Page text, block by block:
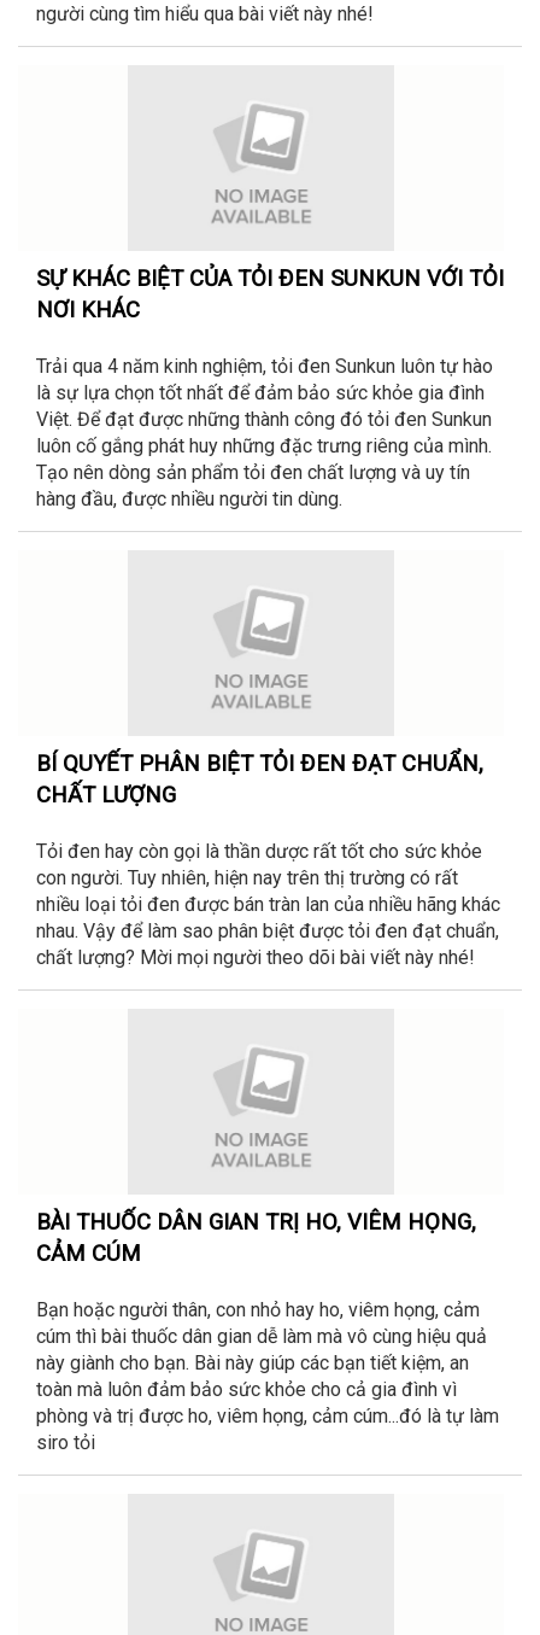
người cùng tìm hiểu qua bài viết này nhé!
SỰ KHÁC BIỆT CỦA TỎI ĐEN SUNKUN VỚI TỎI
NƠI KHÁC
Trải qua 4 năm kinh nghiệm, tỏi đen Sunkun luôn tự hào
là sự lựa chọn tốt nhất để đảm bảo sức khỏe gia đình
Việt. Để đạt được những thành công đó tỏi đen Sunkun
luôn cố gắng phát huy những đặc trưng riêng của mình.
Tạo nên dòng sản phẩm tỏi đen chất lượng và uy tín
hàng đầu, được nhiều người tin dùng.
BÍ QUYẾT PHÂN BIỆT TỎI ĐEN ĐẠT CHUẨN,
CHẤT LƯỢNG
Tỏi đen hay còn gọi là thần dược rất tốt cho sức khỏe
con người. Tuy nhiên, hiện nay trên thị trường có rất
nhiều loại tỏi đen được bán tràn lan của nhiều hãng khác
nhau. Vậy để làm sao phân biệt được tỏi đen đạt chuẩn,
chất lượng? Mời mọi người theo dõi bài viết này nhé!
BÀI THUỐC DÂN GIAN TRỊ HO, VIÊM HỌNG,
CẢM CÚM
Bạn hoặc người thân, con nhỏ hay ho, viêm họng, cảm
cúm thì bài thuốc dân gian dễ làm mà vô cùng hiệu quả
này giành cho bạn. Bài này giúp các bạn tiết kiệm, an
toàn mà luôn đảm bảo sức khỏe cho cả gia đình vì
phòng và trị được ho, viêm họng, cảm cúm...đó là tự làm
siro tỏi